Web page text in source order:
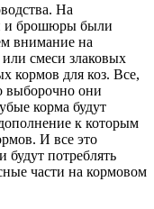
На
и брошюры были
внимание на
или смеси злаковых
кормов для коз. Все,
выборочно они
корма будут
к которым
И все это
потреблять
части на кормовом